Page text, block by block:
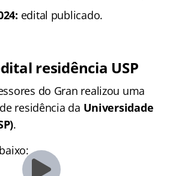
edital publicado.
residência USP
do Gran realizou uma
residência da Universidade
.